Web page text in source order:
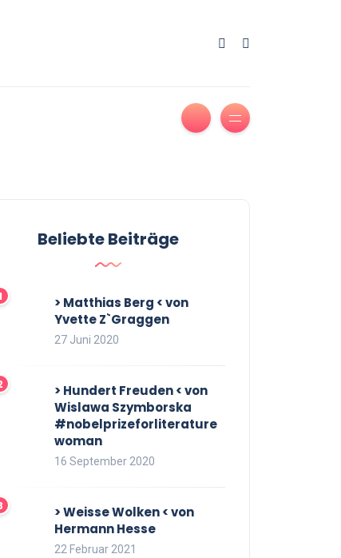
Beliebte Beiträge
> Matthias Berg < von
Yvette Z`Graggen
27 Juni 2020
> Hundert Freuden < von
Wislawa Szymborska
#nobelprizeforliterature
woman
16 September 2020
> Weisse Wolken < von
Hermann Hesse
22 Februar 2021